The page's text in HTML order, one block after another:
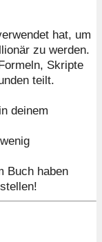
hat, um
zu werden.
Skripte
teilt.
deinem
Buch haben